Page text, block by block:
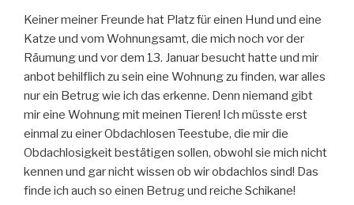
Keiner meiner Freunde hat Platz für einen Hund und eine
Katze und vom Wohnungsamt, die mich noch vor der
Räumung und vor dem 13. Januar besucht hatte und mir
anbot behilflich zu sein eine Wohnung zu finden, war alles
nur ein Betrug wie ich das erkenne. Denn niemand gibt
mir eine Wohnung mit meinen Tieren! Ich müsste erst
einmal zu einer Obdachlosen Teestube, die mir die
Obdachlosigkeit bestätigen sollen, obwohl sie mich nicht
kennen und gar nicht wissen ob wir obdachlos sind! Das
finde ich auch so einen Betrug und reiche Schikane!